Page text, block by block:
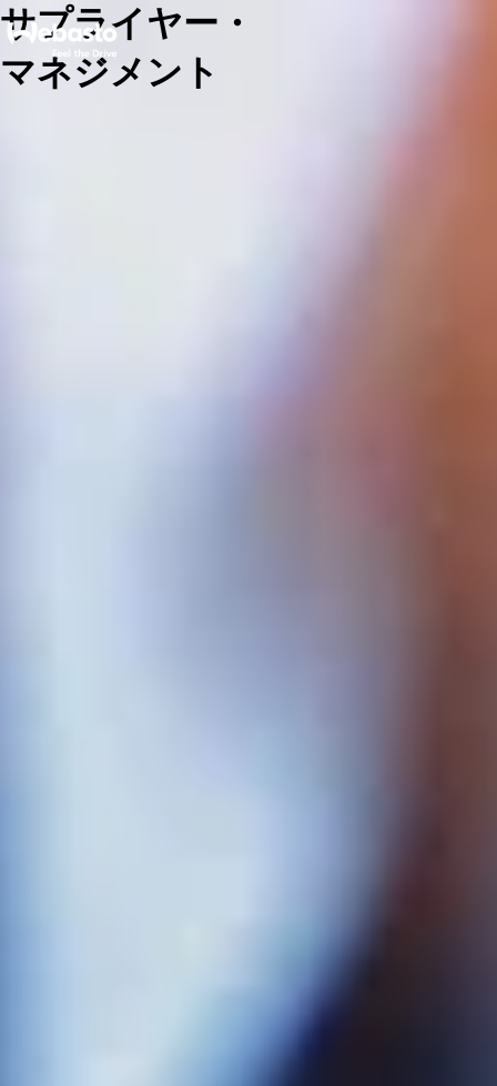
サプライヤー・
マネジメント